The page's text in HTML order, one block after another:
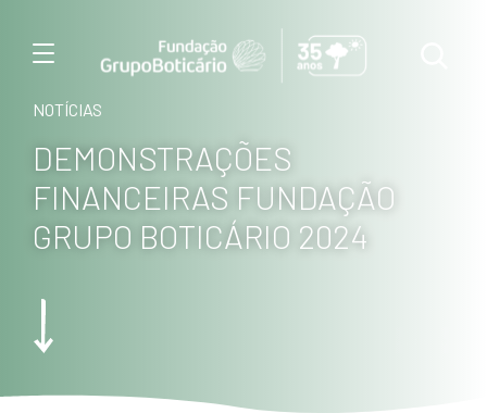
Menu
NOTÍCIAS
DEMONSTRAÇÕES
FINANCEIRAS FUNDAÇÃO
GRUPO BOTICÁRIO 2024